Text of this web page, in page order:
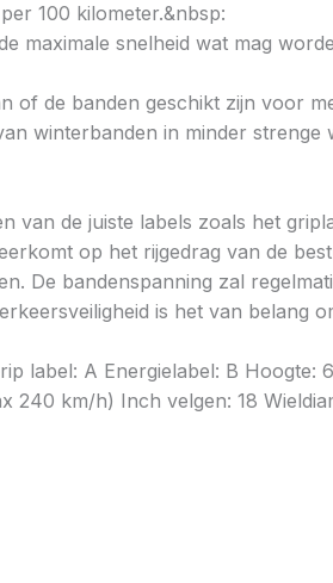
100 kilometer.&nbsp:
maximale snelheid wat mag
of de banden geschikt zijn voor
winterbanden in minder
van de juiste labels zoals het
op het rijgedrag van de
De bandenspanning zal
is het van belang
label: A Energielabel: B
240 km/h) Inch velgen: 18